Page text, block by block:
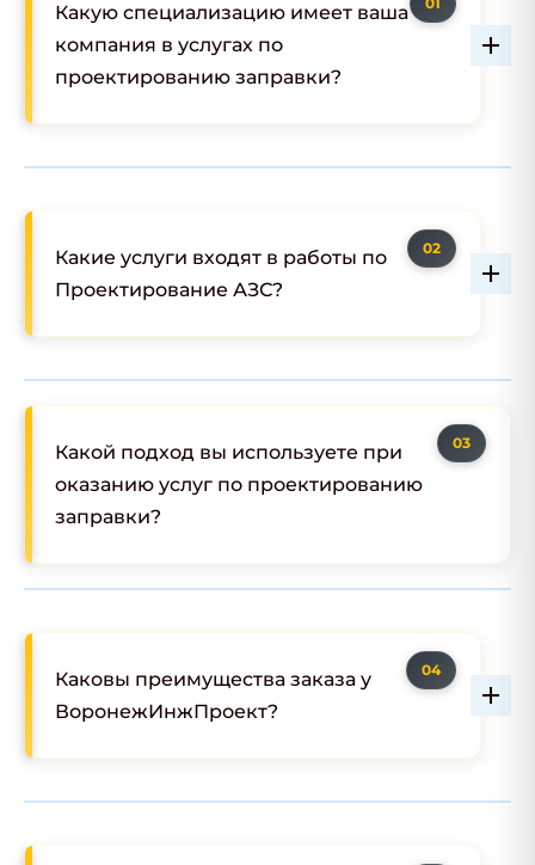
Какую специализацию имеет ваша
компания в услугах по
проектированию заправки?
Какие услуги входят в работы по
Проектирование АЗС?
Какой подход вы используете при
оказанию услуг по проектированию
заправки?
Каковы преимущества заказа у
ВоронежИнжПроект?